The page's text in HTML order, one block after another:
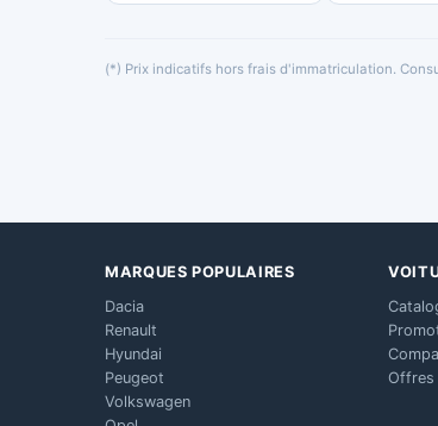
(*) Prix indicatifs hors frais d'immatriculation.
MARQUES POPULAIRES
Dacia
Renault
Hyundai
Peugeot
Volkswagen
Offres